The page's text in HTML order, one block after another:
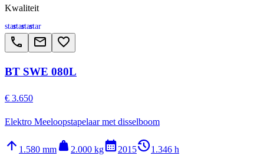
Kwaliteit
starstarstarstar
call email favorite_border
BT SWE 080L
€ 3.650
Elektro Meeloopstapelaar met disselboom
arrow_upward 1.580 mm weight 2.000 kgcalendar_month2015history_21.346 h